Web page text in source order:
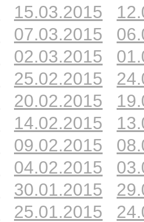
15.03.2015
07.03.2015
02.03.2015
25.02.2015
20.02.2015
14.02.2015
09.02.2015
04.02.2015
30.01.2015
25.01.2015